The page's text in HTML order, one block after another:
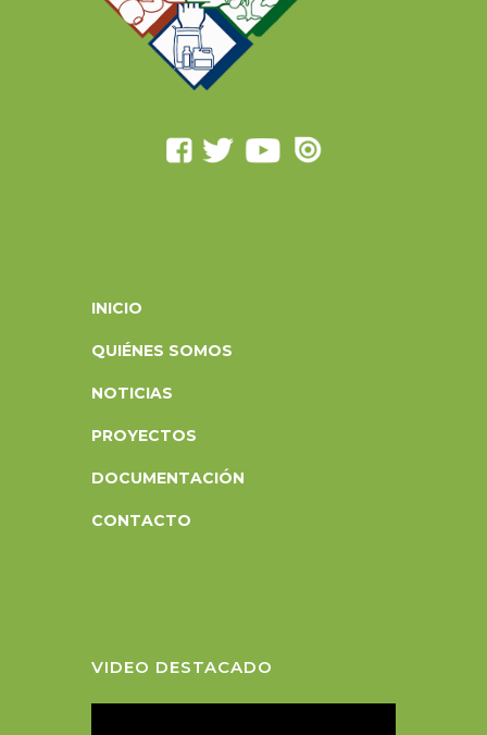
INICIO
QUIÉNES SOMOS
NOTICIAS
PROYECTOS
DOCUMENTACIÓN
CONTACTO
VIDEO DESTACADO